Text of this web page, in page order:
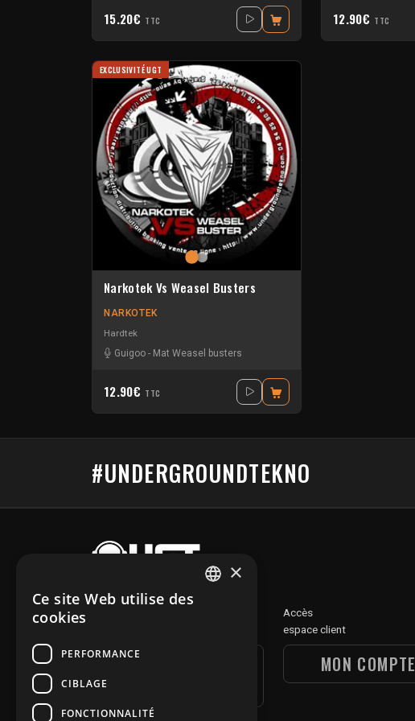
15.20€ TTC 12.90€ TTC
EXCLUSIVITÉ UGT
Narkotek Vs Weasel Busters
NARKOTEK
Hardtek
Guigoo - Mat Weasel busters
12.90€ TTC
#UNDERGROUNDTEKNO
UGT DIGITAL
Accès
espace client
MON COMPTE
×
Ce site Web utilise des
cookies
PERFORMANCE
CIBLAGE
FONCTIONNALITÉ